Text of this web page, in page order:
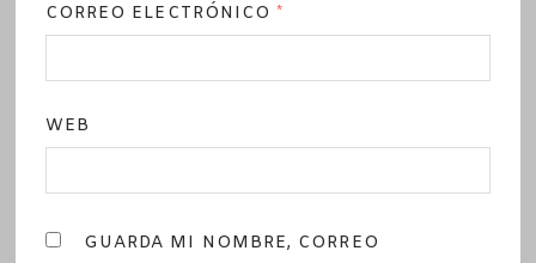
CORREO ELECTRÓNICO*
WEB
GUARDA MI NOMBRE, CORREO